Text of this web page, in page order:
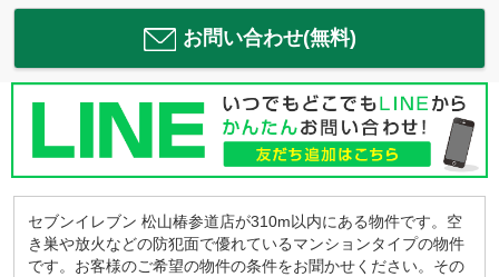
お問い合わせ(無料)
セブンイレブン 松山椿参道店が310m以内にある物件です。空
き巣や放火などの防犯面で優れているマンションタイプの物件
です。お客様のご希望の物件の条件をお聞かせください。その